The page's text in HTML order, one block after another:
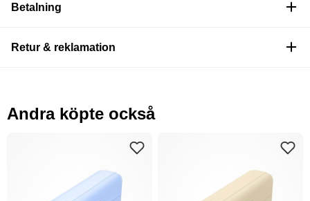
Betalning
Retur & reklamation
Andra köpte också